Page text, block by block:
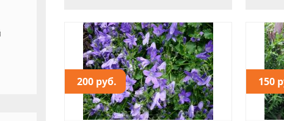
200 руб. 150